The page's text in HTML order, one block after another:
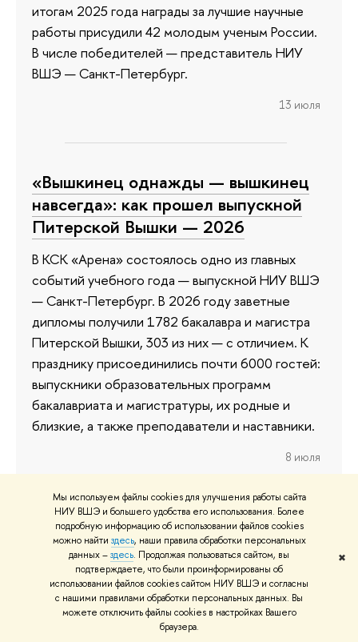
Мы используем файлы cookies для улучшения работы сайта
НИУ ВШЭ и большего удобства его использования. Более
подробную информацию об использовании файлов cookies
можно найти здесь, наши правила обработки персональных
данных –здесь. Продолжая пользоваться сайтом, вы
подтверждаете, что были проинформированы об
использовании файлов cookies сайтом НИУ ВШЭ и согласны
с нашими правилами обработки персональных данных. Вы
можете отключить файлы cookies в настройках Вашего
браузера.
✖
итогам 2025 года награды за лучшие научные
работы присудили 42 молодым ученым России.
В числе победителей — представитель НИУ
ВШЭ — Санкт-Петербург.
13 июля
«Вышкинец однажды — вышкинец
навсегда»: как прошел выпускной
Питерской Вышки — 2026
В КСК «Арена» состоялось одно из главных
событий учебного года — выпускной НИУ ВШЭ
— Санкт-Петербург. В 2026 году заветные
дипломы получили 1782 бакалавра и магистра
Питерской Вышки, 303 из них — с отличием. К
празднику присоединились почти 6000 гостей:
выпускники образовательных программ
бакалавриата и магистратуры, их родные и
близкие, а также преподаватели и наставники.
8 июля
Жилищный вопрос: варианты
размещения студентов НИУ ВШЭ
в Москве
В Высшую школу экономики ежегодно
поступают жители разных городов России и